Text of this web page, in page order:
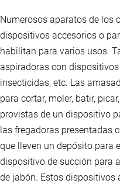
Numerosos aparatos de los
dispositivos accesorios o
habilitan para varios usos.
aspiradoras con
insecticidas, etc. Las
para cortar, moler, batir,
provistas de un dispositivo
las fregadoras presentadas
que lleven un depósito para
dispositivo de succión para
de jabón. Estos dispositivos